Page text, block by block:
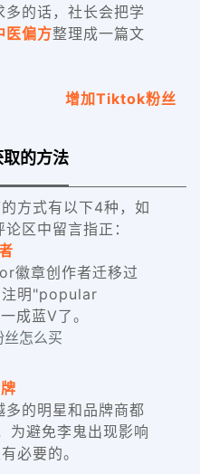
的话，社长会把学
医偏方整理成一篇文
的方法
方式有以下4种，如
区中留言指正：
徽章创作者迁移过
注明"popular
成蓝V了。
的明星和品牌商都
为避免李鬼出现影响
必要的。